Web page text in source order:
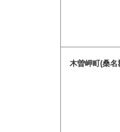
木曽岬町(桑名